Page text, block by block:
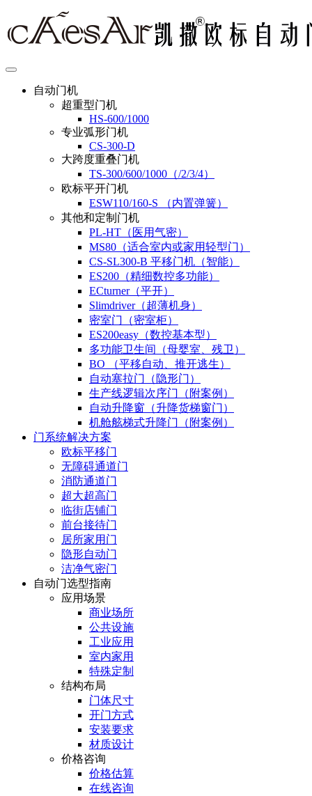
自动门机
超重型门机
HS-600/1000
专业弧形门机
CS-300-D
大跨度重叠门机
TS-300/600/1000（/2/3/4）
欧标平开门机
ESW110/160-S （内置弹簧）
其他和定制门机
PL-HT（医用气密）
MS80（适合室内或家用轻型门）
CS-SL300-B 平移门机（智能）
ES200（精细数控多功能）
ECturner（平开）
Slimdriver（超薄机身）
密室门（密室柜）
ES200easy（数控基本型）
多功能卫生间（母婴室、残卫）
BO （平移自动、推开逃生）
自动塞拉门（隐形门）
生产线逻辑次序门（附案例）
自动升降窗（升降货梯窗门）
机舱舷梯式升降门（附案例）
门系统解决方案
欧标平移门
无障碍通道门
消防通道门
超大超高门
临街店铺门
前台接待门
居所家用门
隐形自动门
洁净气密门
自动门选型指南
应用场景
商业场所
公共设施
工业应用
室内家用
特殊定制
结构布局
门体尺寸
开门方式
安装要求
材质设计
价格咨询
价格估算
在线咨询